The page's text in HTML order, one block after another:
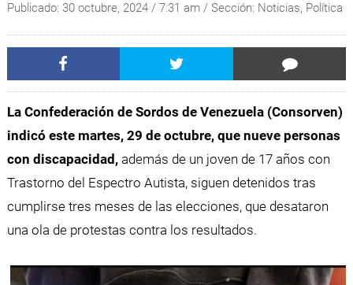
Publicado: 30 octubre, 2024/ 7:31 am / Sección: Noticias, Política
La Confederación de Sordos de Venezuela (Consorven)
indicó este martes, 29 de octubre, que nueve personas
con discapacidad,además de un joven de 17 años con
Trastorno del Espectro Autista, siguen detenidos tras
cumplirse tres meses de las elecciones, que desataron
una ola de protestas contra los resultados.